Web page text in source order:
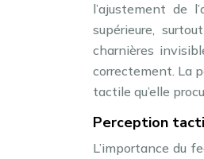
l’ajustement de
supérieure,
charnières
correctement. La
tactile qu’elle
Perception
L’importance du